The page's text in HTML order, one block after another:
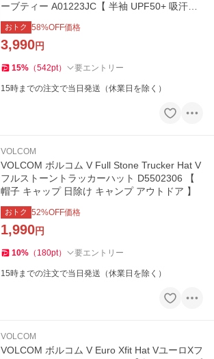
ーブティー A01223JC【 半袖 UPF50+ 吸汗速
乾 】【メール便・代引不可】
おトク 58%OFF価格
3,990円
15% （542pt） 要エントリー
15時までの注文で当日発送（休業日を除く）
VOLCOM
VOLCOM ボルコム V Full Stone Trucker Hat V
フルストーントラッカーハット D5502306 【
帽子 キャップ 日除け キャンプ アウトドア 】
おトク 52%OFF価格
1,990円
10% （ 180pt） 要エントリー
15時までの注文で当日発送（休業日を除く）
VOLCOM
VOLCOM ボルコム V Euro Xfit Hat VユーロXフ